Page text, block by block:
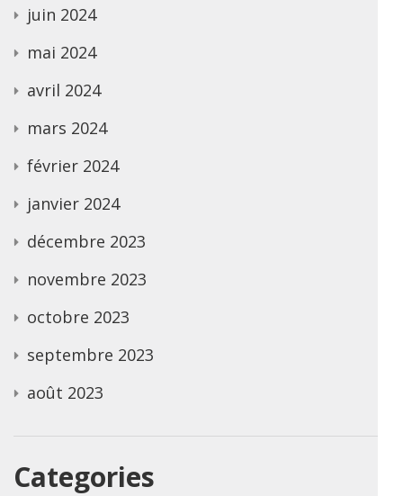
juin 2024
mai 2024
avril 2024
mars 2024
février 2024
janvier 2024
décembre 2023
novembre 2023
octobre 2023
septembre 2023
août 2023
Categories